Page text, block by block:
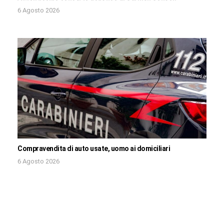
6 Agosto 2026
Compravendita di auto usate, uomo ai domiciliari
6 Agosto 2026